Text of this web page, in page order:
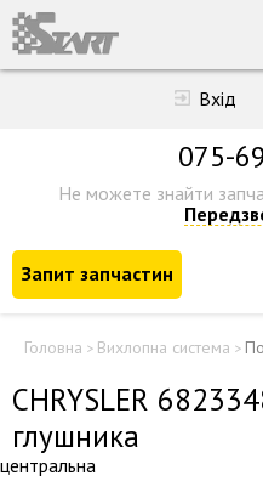
Вхід
075-
Не можете знайти
Запит запчастин
Головна > Вихлопна система >
CHRYSLER
глушника
центральна